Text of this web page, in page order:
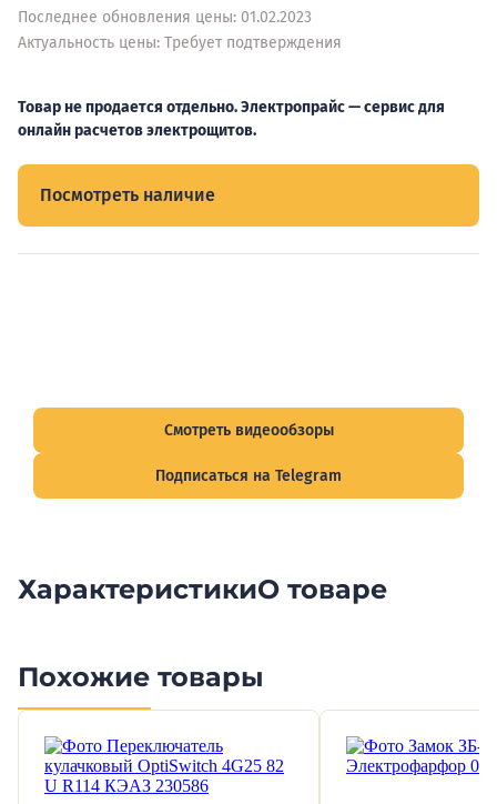
Последнее обновления цены: 01.02.2023
Актуальность цены: Требует подтверждения
Товар не продается отдельно. Электропрайс — сервис для
онлайн расчетов электрощитов.
Посмотреть наличие
Смотреть видеообзоры
Подписаться на Telegram
ХарактеристикиО товаре
Похожие товары